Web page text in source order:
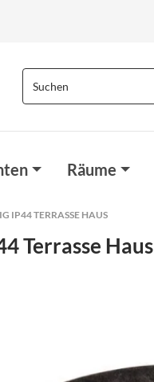
Räume
IP44 TERRASSE HAUS
Terrasse Haus